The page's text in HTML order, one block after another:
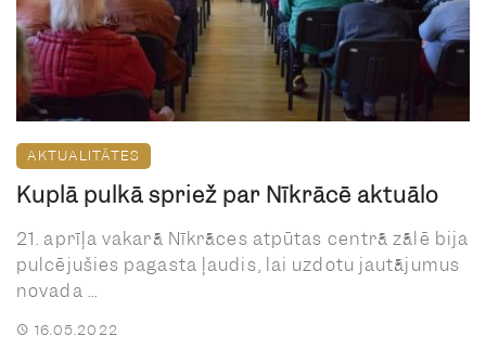
AKTUALITĀTES
Kuplā pulkā spriež par Nīkrācē aktuālo
21. aprīļa vakarā Nīkrāces atpūtas centrā zālē bija
pulcējušies pagasta ļaudis, lai uzdotu jautājumus
novada ...
16.05.2022